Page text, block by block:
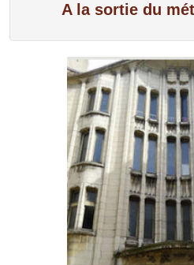
A la sortie du
Previous